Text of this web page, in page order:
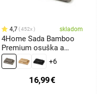
4,7 452x skladom
4Home Sada Bamboo
Premium osuška a
uterák sivá, 70 x 140 cm,
50 x 100 cm
+6
16,99€